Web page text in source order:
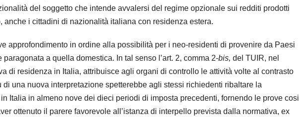
del soggetto che intende avvalersi del regime opzionale sui redditi prodotti
anche i cittadini di nazionalità italiana con residenza estera.
approfondimento in ordine alla possibilità per i neo-residenti di provenire da Paesi
a quella domestica. In tal senso l’art. 2, comma 2-bis, del TUIR, nel
di residenza in Italia, attribuisce agli organi di controllo le attività volte al contrasto
di una nuova interpretazione spetterebbe agli stessi richiedenti ribaltare la
Italia in almeno nove dei dieci periodi di imposta precedenti, fornendo le prove cosi
ottenuto il parere favorevole all’istanza di interpello prevista dalla normativa, ex